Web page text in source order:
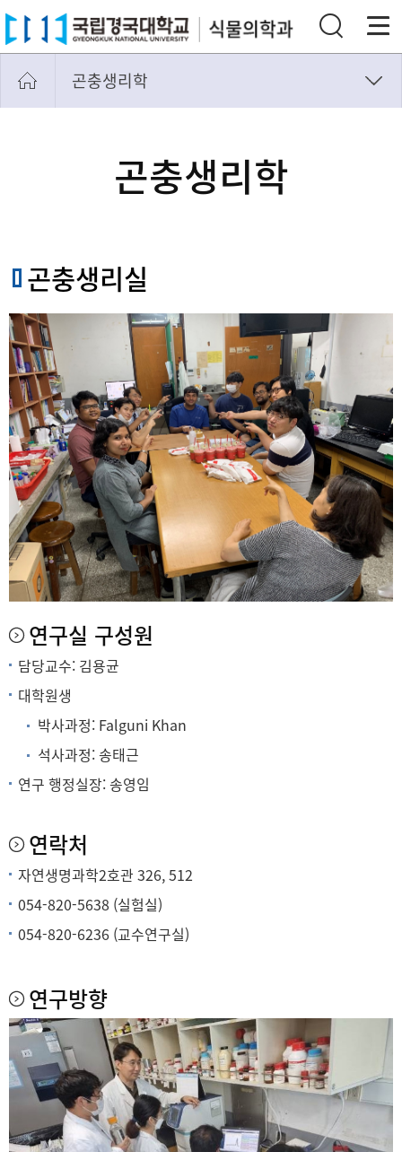
곤충생리학
곤충생태-화분매개
생물학적방제
바이러스학
곤충병리독성학
곤충생리학
곤충생리실
연구실 구성원
담당교수: 김용균
대학원생
박사과정: Falguni Khan
석사과정: 송태근
연구 행정실장: 송영임
연락처
자연생명과학2호관 326, 512
054-820-5638 (실험실)
054-820-6236 (교수연구실)
연구방향